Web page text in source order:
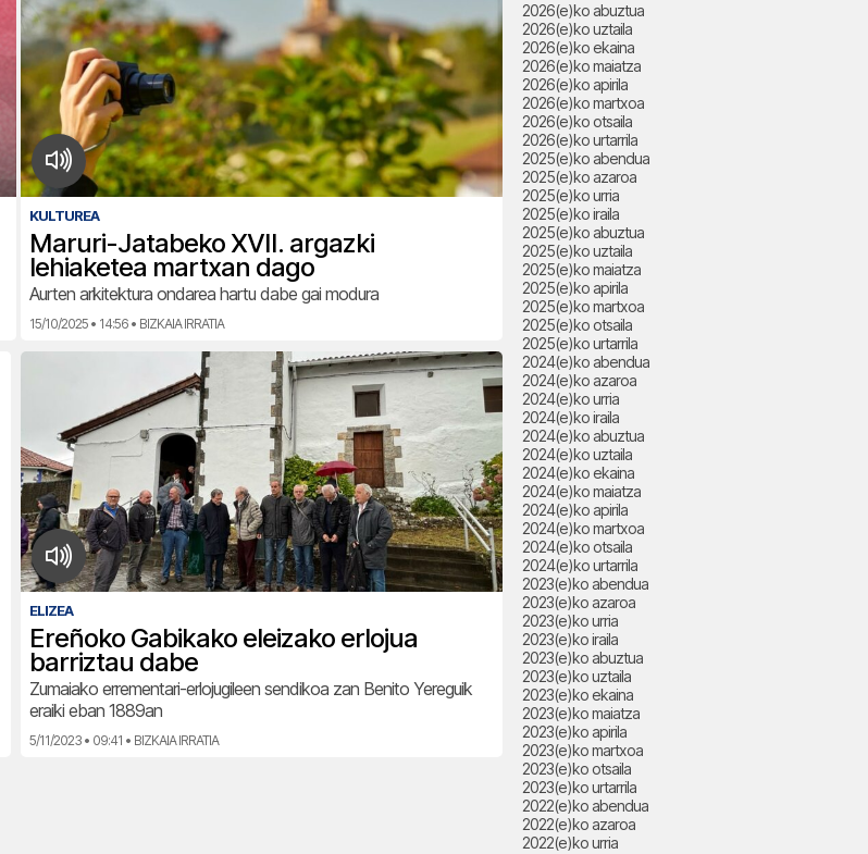
KULTUREA
Maruri-Jatabeko XVII. argazki
lehiaketea martxan dago
Aurten arkitektura ondarea hartu dabe gai modura
15/10/2025 • 14:56 • BIZKAIA IRRATIA
ELIZEA
Ereñoko Gabikako eleizako erlojua
barriztau dabe
Zumaiako errementari-erlojugileen sendikoa zan Benito Yereguik
eraiki eban 1889an
5/11/2023 • 09:41 • BIZKAIA IRRATIA
2026(e)ko abuztua
2026(e)ko uztaila
2026(e)ko ekaina
2026(e)ko maiatza
2026(e)ko apirila
2026(e)ko martxoa
2026(e)ko otsaila
2026(e)ko urtarrila
2025(e)ko abendua
2025(e)ko azaroa
2025(e)ko urria
2025(e)ko iraila
2025(e)ko abuztua
2025(e)ko uztaila
2025(e)ko maiatza
2025(e)ko apirila
2025(e)ko martxoa
2025(e)ko otsaila
2025(e)ko urtarrila
2024(e)ko abendua
2024(e)ko azaroa
2024(e)ko urria
2024(e)ko iraila
2024(e)ko abuztua
2024(e)ko uztaila
2024(e)ko ekaina
2024(e)ko maiatza
2024(e)ko apirila
2024(e)ko martxoa
2024(e)ko otsaila
2024(e)ko urtarrila
2023(e)ko abendua
2023(e)ko azaroa
2023(e)ko urria
2023(e)ko iraila
2023(e)ko abuztua
2023(e)ko uztaila
2023(e)ko ekaina
2023(e)ko maiatza
2023(e)ko apirila
2023(e)ko martxoa
2023(e)ko otsaila
2023(e)ko urtarrila
2022(e)ko abendua
2022(e)ko azaroa
2022(e)ko urria